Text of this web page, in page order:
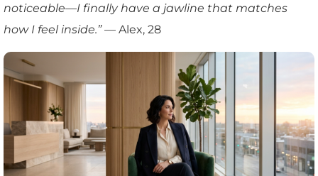
noticeable—I finally have a jawline that matches
how I feel inside.”— Alex, 28